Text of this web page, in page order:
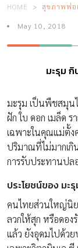
HOME สุขภาพพ่อ
May 10, 2018
มะรุม
มะรุม เป็นพืชสมุน
ฝัก ใบ ดอก เมล็ด
เฉพาะในคุณแม่ตั้ง
ปริมาณที่ไม่มากเกิ
การรับประทานปล
ประโยชน์ของ มะ
คนไทยส่วนใหญ่นิ
ลวกให้สุก หรือดอ
แล้ว ยังอุดมไปด้ว